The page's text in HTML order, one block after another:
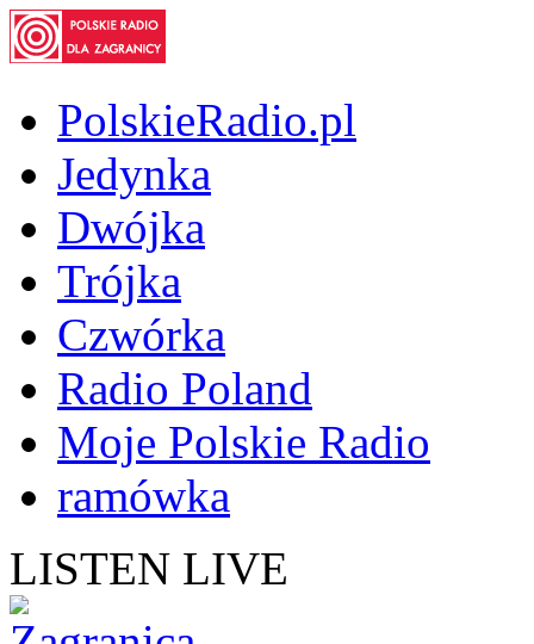
PolskieRadio.pl
Jedynka
Dwójka
Trójka
Czwórka
Radio Poland
Moje Polskie Radio
ramówka
LISTEN LIVE